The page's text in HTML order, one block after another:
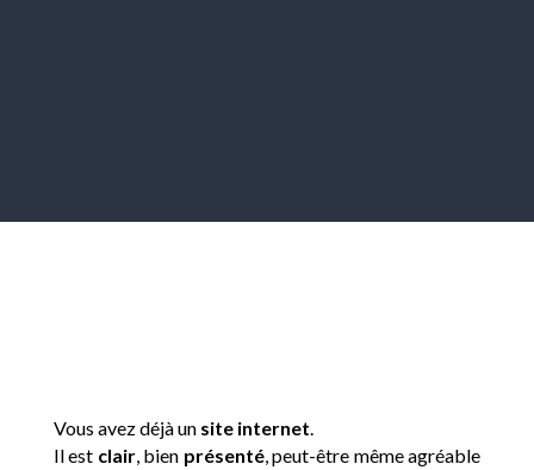
Vous avez déjà un site internet.
Il est clair, bien présenté, peut-être même agréable